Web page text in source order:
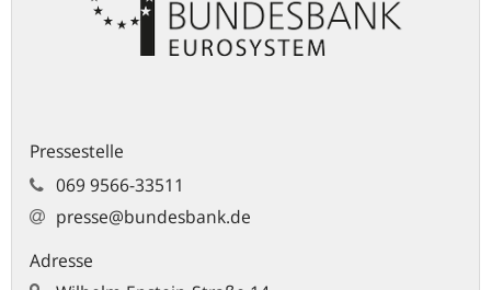
Pressestelle
069 9566-33511
presse@bundesbank.de
Adresse